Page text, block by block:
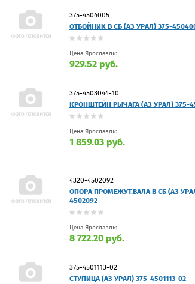
375-4504005
ОТБОЙНИК В СБ (АЗ УРАЛ) 375-
Цена Ярославль:
929.52 руб.
375-4503044-10
КРОНШТЕЙН РЫЧАГА (АЗ УРАЛ) 375-
Цена Ярославль:
1 859.03 руб.
4320-4502092
ОПОРА ПРОМЕЖУТ.ВАЛА В СБ (АЗ
4502092
Цена Ярославль:
8 722.20 руб.
375-4501113-02
СТУПИЦА (АЗ УРАЛ) 375-4501113-02